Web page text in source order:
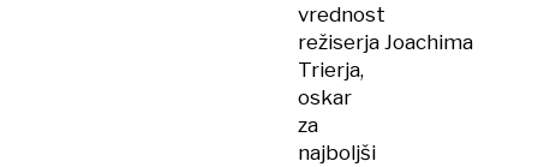
vrednost
režiserja Joachima
Trierja,
oskar
za
najboljši